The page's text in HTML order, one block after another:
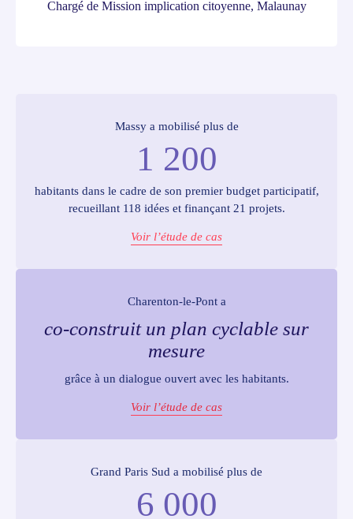
Chargé de Mission implication citoyenne, Malaunay
Massy a mobilisé plus de
1 200
habitants dans le cadre de son premier budget participatif,
recueillant 118 idées et finançant 21 projets.
Voir l’étude de cas
Charenton-le-Pont a
co-construit un plan cyclable sur
mesure
grâce à un dialogue ouvert avec les habitants.
Voir l’étude de cas
Grand Paris Sud a mobilisé plus de
6 000